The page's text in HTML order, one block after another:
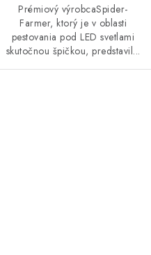
Prémiový výrobcaSpider-
Farmer, ktorý je v oblasti
pestovania pod LED svetlami
skutočnou špičkou, predstavil...